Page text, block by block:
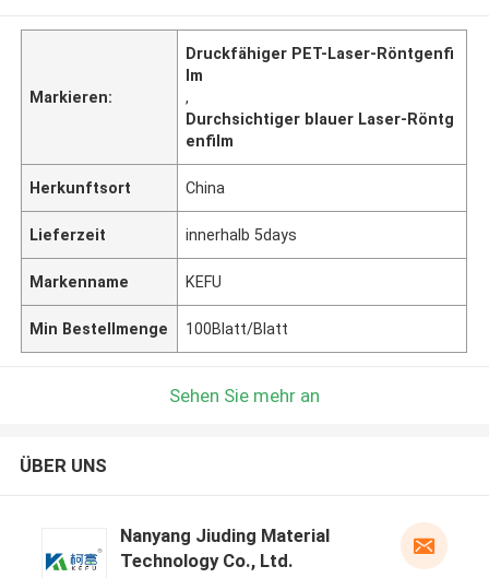
Markieren:
Druckfähiger PET-Laser-Röntgenfi
lm
,
Durchsichtiger blauer Laser-Röntg
enfilm
Herkunftsort China
Lieferzeit innerhalb 5days
Markenname KEFU
Min Bestellmenge 100Blatt/Blatt
Sehen Sie mehr an
ÜBER UNS
Nanyang Jiuding Material
Technology Co., Ltd.